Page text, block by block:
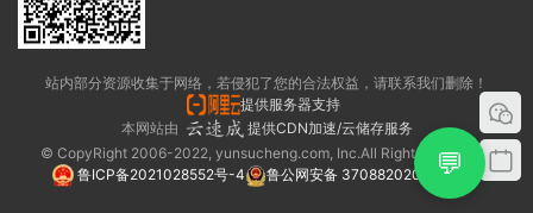
站内部分资源收集于网络，若侵犯了您的合法权益，请联系我们删除！
提供服务器支持
本网站由
提供CDN加速/云储存服务
© CopyRight 2006-2022, yunsucheng.com, Inc.All Rights Reserved.
鲁ICP备2021028552号-4
鲁公网安备 37088202000325号
💬